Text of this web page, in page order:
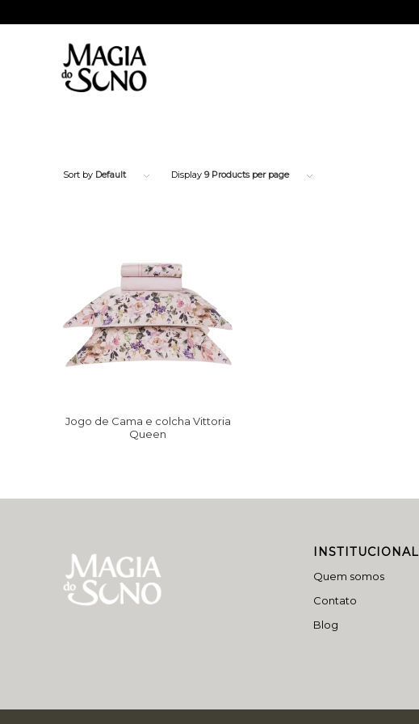
Sort by Default Display 9 Products per page
Jogo de Cama e colcha Vittoria
Queen
INSTITUCIONAL
Quem somos
Contato
Blog